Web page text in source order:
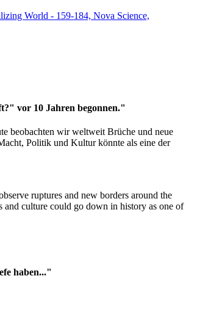
World - 159-184, Nova Science,
vor 10 Jahren begonnen."
beobachten wir weltweit Brüche und neue
Politik und Kultur könnte als eine der
ruptures and new borders around the
and culture could go down in history as one of
haben..."